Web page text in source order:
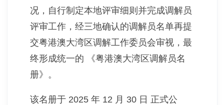
况，自行制定本地评审细则并完成调解员
评审工作，经三地确认的调解员名单再提
交粤港澳大湾区调解工作委员会审视，最
终形成统一的 《粤港澳大湾区调解员名
册》。
该名册于 2025 年 12 月 30 日 正式公